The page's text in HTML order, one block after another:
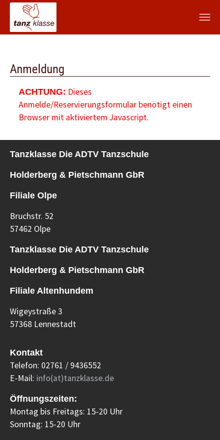
Anmeldung
ACHTUNG: Dieses
Anmelde/Reservierungsformular benötigt einen
Browser mit aktiviertem Javascript.
Tanzklasse Die ADTV Tanzschule
Holderberg & Pietschmann GbR
Filiale Olpe
Bruchstr. 52
57462 Olpe
Tanzklasse Die ADTV Tanzschule
Holderberg & Pietschmann GbR
Filiale Altenhundem
Wigeystraße 3
57368 Lennestadt
Kontakt
Telefon: 02761 / 9436552
E-Mail: info(at)tanzklasse.de
Öffnungszeiten:
Montag bis Freitags: 15-20 Uhr
Sonntag: 15-20 Uhr